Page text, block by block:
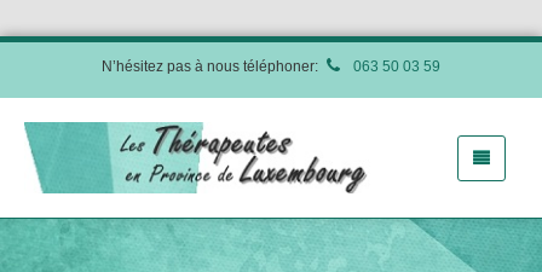
N’hésitez pas à nous téléphoner: 063 50 03 59